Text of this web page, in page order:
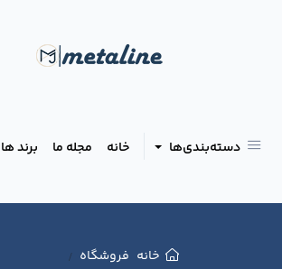
دسته‌بندی‌ها خانه مجله ما برند ها
خانه فروشگاه